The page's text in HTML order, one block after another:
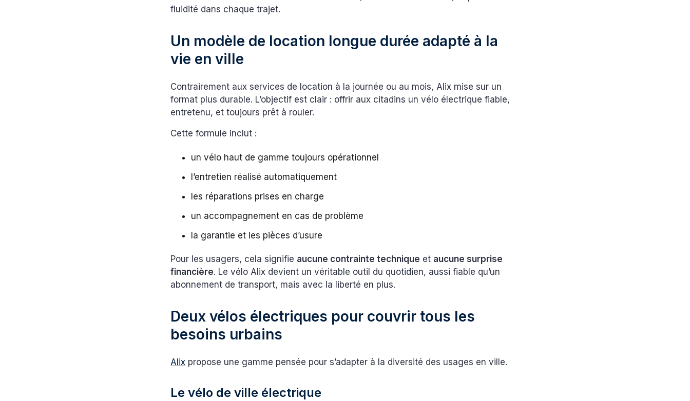
fluidité dans chaque trajet.
Un modèle de location longue durée adapté à la
vie en ville
Contrairement aux services de location à la journée ou au mois, Alix mise sur un
format plus durable. L’objectif est clair : offrir aux citadins un vélo électrique fiable,
entretenu, et toujours prêt à rouler.
Cette formule inclut :
un vélo haut de gamme toujours opérationnel
l’entretien réalisé automatiquement
les réparations prises en charge
un accompagnement en cas de problème
la garantie et les pièces d’usure
Pour les usagers, cela signifie aucune contrainte technique et aucune surprise
financière. Le vélo Alix devient un véritable outil du quotidien, aussi fiable qu’un
abonnement de transport, mais avec la liberté en plus.
Deux vélos électriques pour couvrir tous les
besoins urbains
Alix propose une gamme pensée pour s’adapter à la diversité des usages en ville.
Le vélo de ville électrique